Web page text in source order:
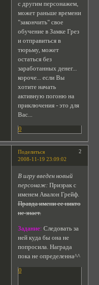
с другим персонажем,
может раньше времени
"закончить" свое
обучение в Замке Грез
и отправиться в
тюрьму, может
остаться без
заработанных денег...
короче... если Вы
хотите начать
активную погоню на
приключения - это для
Вас...
0
Поделиться
2
2008-11-19 23:09:02
В игру введен новый
персонаж: Призрак с
именем Авалон Грейф.
Правда имени ее никто
не знает.
Задание: Следовать за
ней куда бы она не
попросила. Награда
пока не определенна^^
0